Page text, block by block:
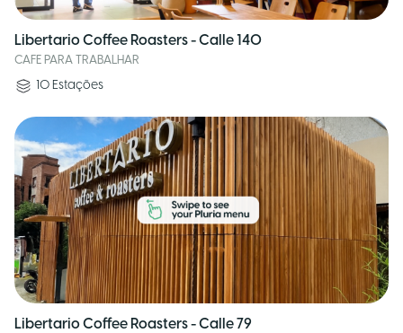
Libertario Coffee Roasters - Calle 140
CAFE PARA TRABALHAR
10 Estações
Libertario Coffee Roasters - Calle 79